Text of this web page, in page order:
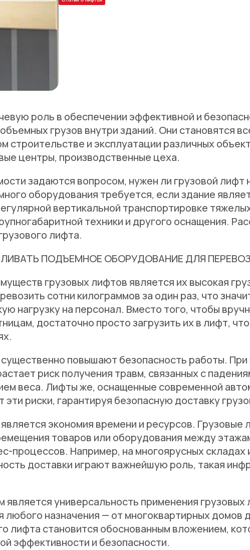
роль в обеспечении эффективной и
грузов внутри зданий. Они становятся
строительстве и эксплуатации различных
центры, производственные цеха.
задаются вопросом, нужен ли грузовой лифт
оборудования требуется, если здание
вертикальной транспортировке
техники и другого оснащения.
лифта.
ПОДЪЕМНОЕ ОБОРУДОВАНИЕ ДЛЯ
грузовых лифтов является их высокая
сотни килограммов за один раз, что
нагрузку на персонал. Вместо того, чтобы
достаточно просто загрузить их в лифт,
повышают безопасность работы. При
риск получения травм, связанных с
веса. Лифты же, оснащенные современной
риски, гарантируя безопасную доставку
экономия времени и ресурсов.
товаров или оборудования между
процессов. Например, на многоярусных складах
доставки играют важнейшую роль, такая
универсальность применения грузовых
любого назначения — от многоквартирных домов
лифта становится обоснованным вложением,
эффективности и безопасности.